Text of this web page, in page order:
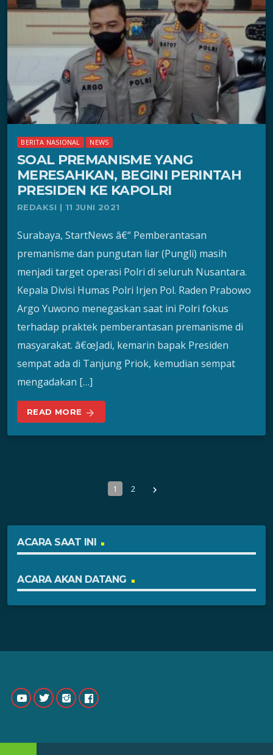
BERITA NASIONAL NEWS
SOAL PREMANISME YANG
MERESAHKAN, BEGINI PERINTAH
PRESIDEN KE KAPOLRI
REDAKSI | 11 JUNI 2021
Surabaya, StartNews â€“ Pemberantasan
premanisme dan pungutan liar (Pungli) masih
menjadi target operasi Polri di seluruh Nusantara.
Kepala Divisi Humas Polri Irjen Pol. Raden Prabowo
Argo Yuwono menegaskan saat ini Polri fokus
terhadap praktek pemberantasan premanisme di
masyarakat. â€œJadi, kemarin bapak Presiden
sempat ada di Tanjung Priok, kemudian sempat
mengadakan […]
READ MORE arrow_forward
1 2 navigate_next
ACARA SAAT INI
ACARA AKAN DATANG